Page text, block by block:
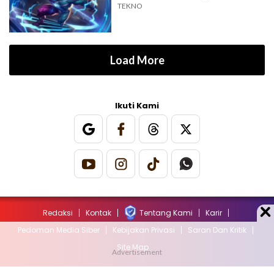
TEKNO
Load More
Ikuti Kami
Redaksi Kontak Tentang Kami
Karir
Pedoman Media Siber
Kebijakan Privasi
Saran Dan Kritik
Site Map